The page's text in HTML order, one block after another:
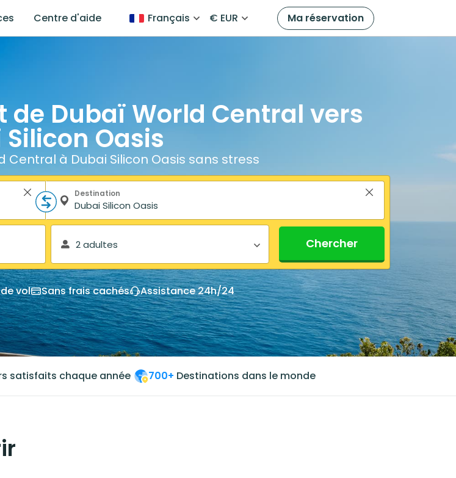
Centre d'aide Français € EUR Ma réservation
de Dubaï World Central vers
Oasis
Central à Dubai Silicon Oasis sans stress
Destination
2 adultes Chercher
vol Sans frais cachés Assistance 24h/24
satisfaits chaque année 700+ Destinations dans le monde